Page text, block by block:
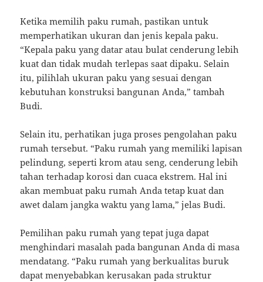
Ketika memilih paku rumah, pastikan untuk
memperhatikan ukuran dan jenis kepala paku.
“Kepala paku yang datar atau bulat cenderung lebih
kuat dan tidak mudah terlepas saat dipaku. Selain
itu, pilihlah ukuran paku yang sesuai dengan
kebutuhan konstruksi bangunan Anda,” tambah
Budi.
Selain itu, perhatikan juga proses pengolahan paku
rumah tersebut. “Paku rumah yang memiliki lapisan
pelindung, seperti krom atau seng, cenderung lebih
tahan terhadap korosi dan cuaca ekstrem. Hal ini
akan membuat paku rumah Anda tetap kuat dan
awet dalam jangka waktu yang lama,” jelas Budi.
Pemilihan paku rumah yang tepat juga dapat
menghindari masalah pada bangunan Anda di masa
mendatang. “Paku rumah yang berkualitas buruk
dapat menyebabkan kerusakan pada struktur